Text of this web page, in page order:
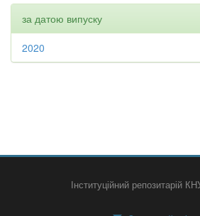
за датою випуску
2020
Інституційний репозитарій